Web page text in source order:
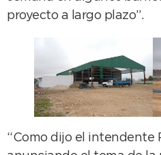
proyecto a largo plazo”.
“Como dijo el intendente